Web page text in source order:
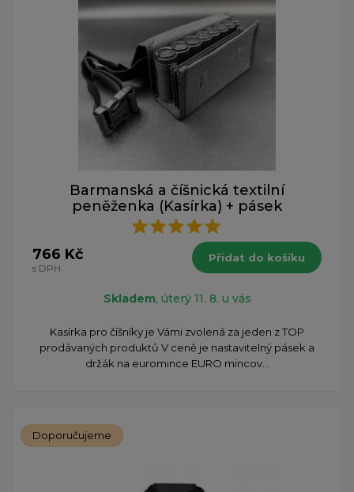
Barmanská a číšnická textilní
peněženka (Kasírka) + pásek
766 Kč
s DPH
Přidat do košíku
Skladem, úterý 11. 8. u vás
Kasírka pro číšníky je Vámi zvolená za jeden z TOP
prodávaných produktů V ceně je nastavitelný pásek a
držák na euromince EURO mincov...
Doporučujeme